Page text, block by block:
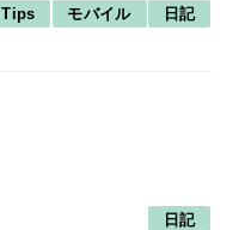
Tips モバイル 日記
日記